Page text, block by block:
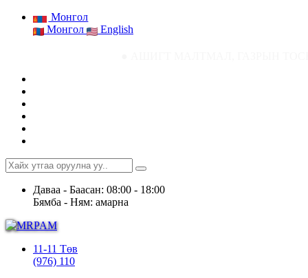
Монгол
Монгол
English
Даваа - Баасан: 08:00 - 18:00
Бямба - Ням: амарна
11-11 Төв
(976) 110